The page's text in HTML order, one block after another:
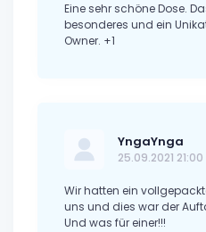
Eine sehr schöne Dose.
besonderes und ein
Owner. +1
YngaYnga
25.09.2021 21:00
Wir hatten ein
uns und dies war der
Und was für einer!!!